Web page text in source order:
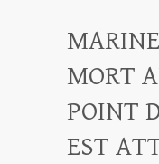
MORT
POINT
EST